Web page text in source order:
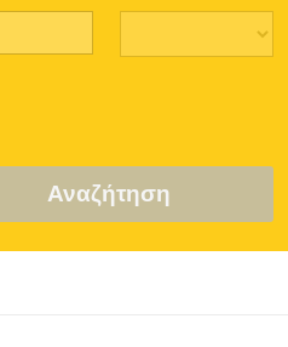
Αναζήτηση